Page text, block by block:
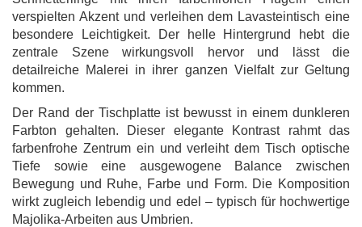
verspielten Akzent und verleihen dem Lavasteintisch eine
besondere Leichtigkeit. Der helle Hintergrund hebt die
zentrale Szene wirkungsvoll hervor und lässt die
detailreiche Malerei in ihrer ganzen Vielfalt zur Geltung
kommen.
Der Rand der Tischplatte ist bewusst in einem dunkleren
Farbton gehalten. Dieser elegante Kontrast rahmt das
farbenfrohe Zentrum ein und verleiht dem Tisch optische
Tiefe sowie eine ausgewogene Balance zwischen
Bewegung und Ruhe, Farbe und Form. Die Komposition
wirkt zugleich lebendig und edel – typisch für hochwertige
Majolika-Arbeiten aus Umbrien.